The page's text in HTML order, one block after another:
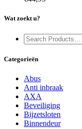
Wat zoekt u?
Categorieën
Abus
Anti inbraak
AXA
Beveiliging
Bijzetsloten
Binnendeur